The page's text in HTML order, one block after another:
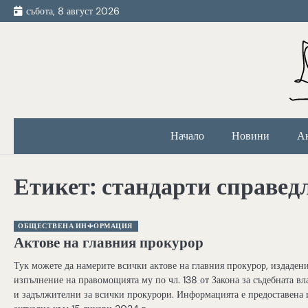
Skip
to
събота, 8 август 2026
Начало Новини
Етикет: стандарти
ОБЩЕСТВЕНА ИНФОРМАЦИЯ
Актове на главния прокурор
Тук можете да намерите всички актове на главния прокурор,
изпълнение на правомощията му по чл. 138 от Закона за съдебната
и задължителни за всички прокурори. Информацията е предоставена